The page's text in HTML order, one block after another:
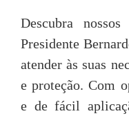
simplesmente
contato até o
imbatíveis!
Descubra
Presidente
atender às suas
e proteção. Com
e de fácil